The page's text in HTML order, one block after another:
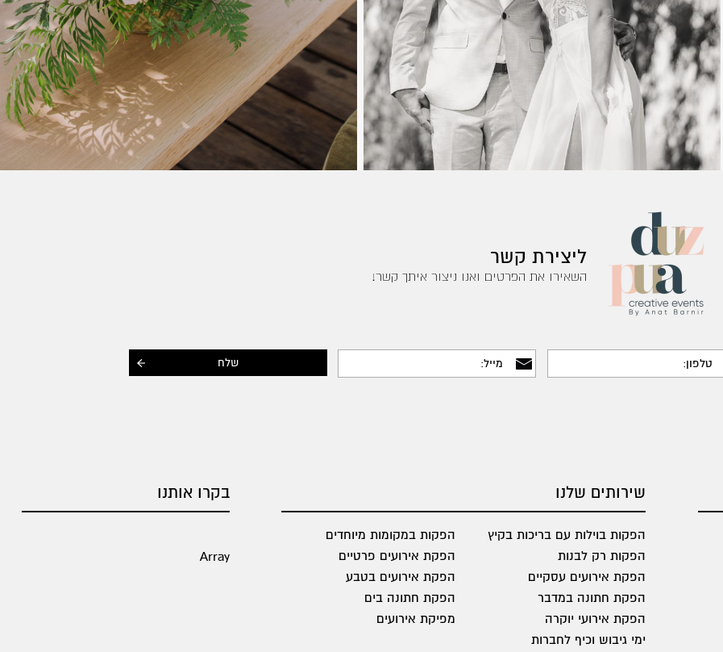
ליצירת קשר
השאירו את הפרטים ואנו ניצור איתך קשר!
שירותים שלנו
הפקות בוילות עם בריכות בקיץ
הפקות במקומות מיוחדים
הפקות רק לבנות
הפקת אירועים פרטיים
הפקת אירועים עסקיים
הפקת אירועים בטבע
הפקת חתונה במדבר
הפקת חתונה בים
הפקת אירועי יוקרה
מפיקת אירועים
ימי גיבוש וכיף לחברות
בקרו אותנו
Array